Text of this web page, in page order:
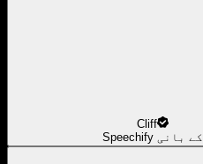
Cliff
Speechify کے بانی